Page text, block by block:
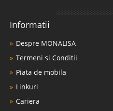
Informatii
Despre MONALISA
Termeni si Conditii
Piata de mobila
Linkuri
Cariera